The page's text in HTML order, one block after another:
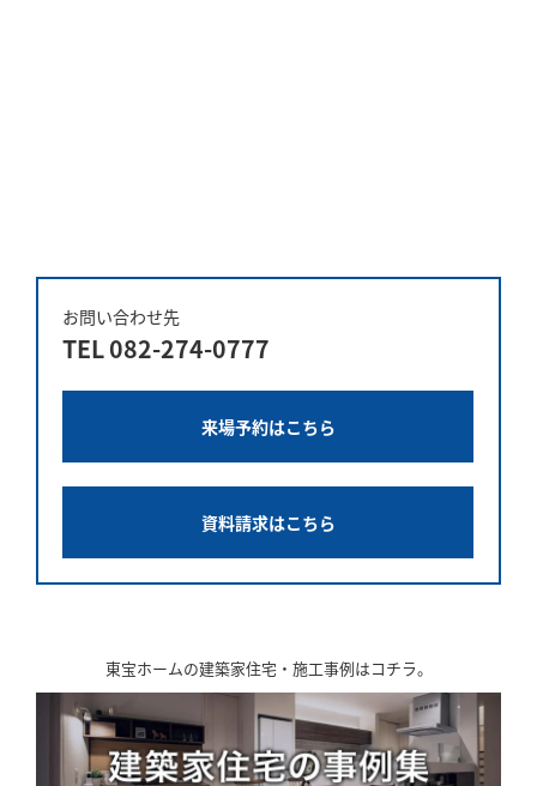
お問い合わせ先
TEL082-274-0777
来場予約はこちら
資料請求はこちら
東宝ホームの建築家住宅・施工事例はコチラ。